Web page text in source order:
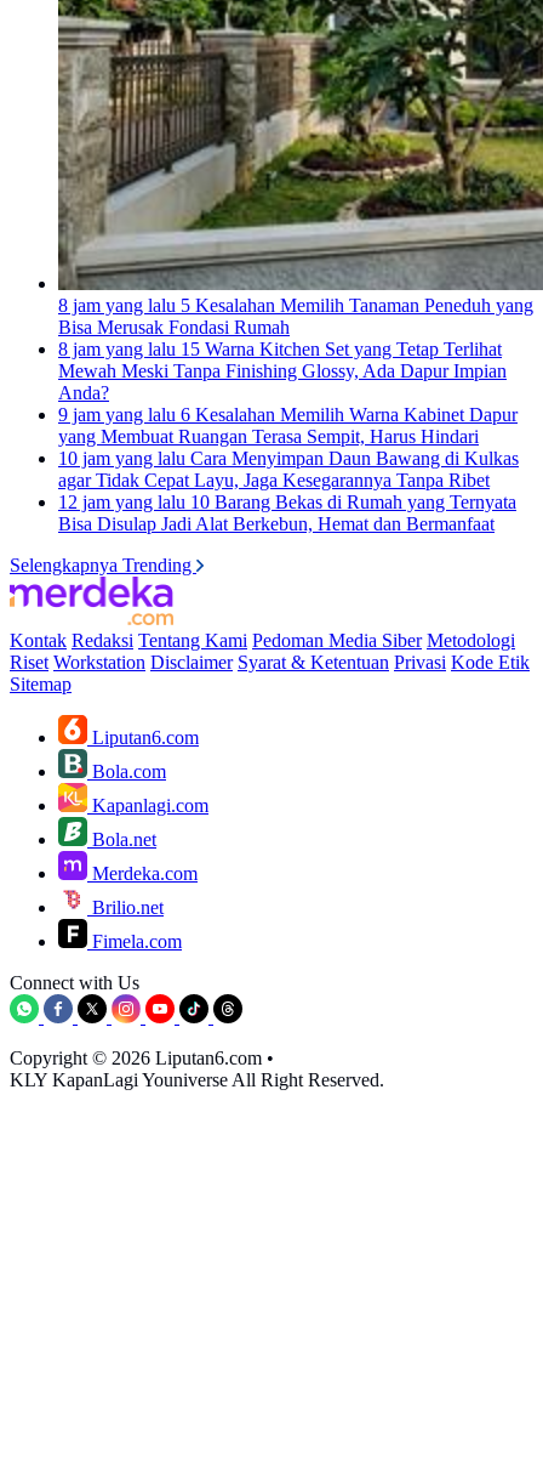
8 jam yang lalu 5 Kesalahan Memilih Tanaman Peneduh yang
Bisa Merusak Fondasi Rumah
8 jam yang lalu 15 Warna Kitchen Set yang Tetap Terlihat
Mewah Meski Tanpa Finishing Glossy, Ada Dapur Impian
Anda?
9 jam yang lalu 6 Kesalahan Memilih Warna Kabinet Dapur
yang Membuat Ruangan Terasa Sempit, Harus Hindari
10 jam yang lalu Cara Menyimpan Daun Bawang di Kulkas
agar Tidak Cepat Layu, Jaga Kesegarannya Tanpa Ribet
12 jam yang lalu 10 Barang Bekas di Rumah yang Ternyata
Bisa Disulap Jadi Alat Berkebun, Hemat dan Bermanfaat
Selengkapnya Trending
Kontak Redaksi Tentang Kami Pedoman Media Siber Metodologi
Riset Workstation Disclaimer Syarat & Ketentuan Privasi Kode Etik
Sitemap
Liputan6.com
Bola.com
Kapanlagi.com
Bola.net
Merdeka.com
Brilio.net
Fimela.com
Connect with Us
Copyright © 2026 Liputan6.com •
KLY KapanLagi Youniverse All Right Reserved.